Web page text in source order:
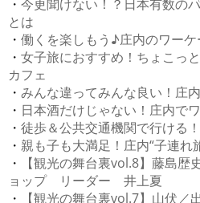
・ 今更聞けない！？日本有数の
とは
・ 働くを楽しもう♪庄内のワーケ
・ 女子旅におすすめ！ちょこっ
カフェ
・ みんな違ってみんな良い！庄
・ 日本酒だけじゃない！庄内で
・ 徒歩＆公共交通機関で行ける
・ 親も子も大満足！庄内“子連れ
・
【観光の舞台裏vol.8】藤島
ョップ リーダー 井上夏
・
【観光の舞台裏vol.7】山伏／